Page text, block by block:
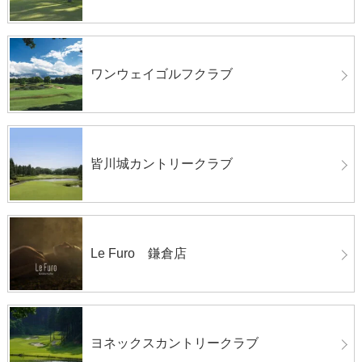
ワンウェイゴルフクラブ
皆川城カントリークラブ
Le Furo 鎌倉店
ヨネックスカントリークラブ